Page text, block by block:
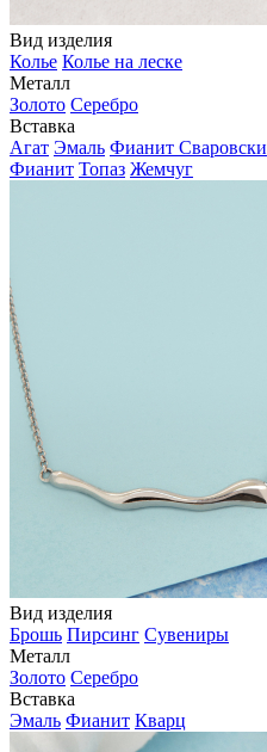
Вид изделия
Колье Колье на леске
Металл
Золото Серебро
Вставка
Агат Эмаль Фианит Сваровски
Фианит Топаз Жемчуг
Вид изделия
Брошь Пирсинг Сувениры
Металл
Золото Серебро
Вставка
Эмаль Фианит Кварц